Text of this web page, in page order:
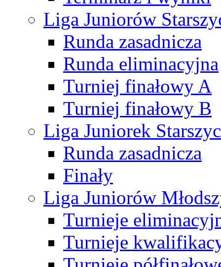
Liga Juniorów
Runda zasadnicza
Runda eliminacyjna
Turniej finałowy A
Turniej finałowy B
Liga Juniorek
Runda zasadnicza
Finały
Liga Juniorów
Turnieje
Turnieje